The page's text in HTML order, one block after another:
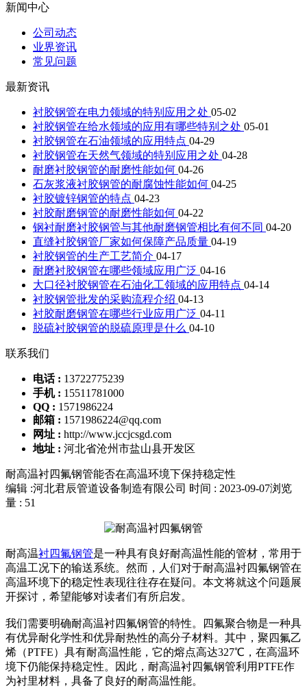
新闻中心
公司动态
业界资讯
常见问题
最新资讯
衬胶钢管在电力领域的特别应用之处 05-02
衬胶钢管在给水领域的应用有哪些特别之处 05-01
衬胶钢管在石油领域的应用特点 04-29
衬胶钢管在天然气领域的特别应用之处 04-28
耐磨衬胶钢管的耐磨性能如何 04-26
石灰浆液衬胶钢管的耐腐蚀性能如何 04-25
衬胶镀锌钢管的特点 04-23
衬胶耐磨钢管的耐磨性能如何 04-22
钢衬耐磨衬胶钢管与其他耐磨钢管相比有何不同 04-20
直缝衬胶钢管厂家如何保障产品质量 04-19
衬胶钢管的生产工艺简介 04-17
耐磨衬胶钢管在哪些领域应用广泛 04-16
大口径衬胶钢管在石油化工领域的应用特点 04-14
衬胶钢管批发的采购流程介绍 04-13
衬胶耐磨钢管在哪些行业应用广泛 04-11
脱硫衬胶钢管的脱硫原理是什么 04-10
联系我们
电话 : 13722775239
手机 : 15511781000
QQ : 1571986224
邮箱 : 1571986224@qq.com
网址 : http://www.jccjcsgd.com
地址 : 河北省沧州市盐山县开发区
耐高温衬四氟钢管能否在高温环境下保持稳定性
编辑 :河北君辰管道设备制造有限公司 时间 : 2023-09-07浏览
量 : 51
耐高温衬四氟钢管是一种具有良好耐高温性能的管材，常用于
高温工况下的输送系统。然而，人们对于耐高温衬四氟钢管在
高温环境下的稳定性表现往往存在疑问。本文将就这个问题展
开探讨，希望能够对读者们有所启发。
我们需要明确耐高温衬四氟钢管的特性。四氟聚合物是一种具
有优异耐化学性和优异耐热性的高分子材料。其中，聚四氟乙
烯（PTFE）具有耐高温性能，它的熔点高达327℃，在高温环
境下仍能保持稳定性。因此，耐高温衬四氟钢管利用PTFE作
为衬里材料，具备了良好的耐高温性能。